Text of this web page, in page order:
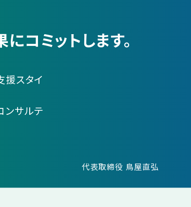
コミットします。
援スタイ
サルテ
代表取締役 鳥屋直弘